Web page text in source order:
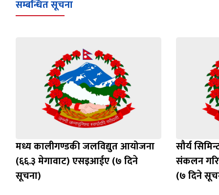
सम्बन्धित सूचना
मध्य कालीगण्डकी जलविद्युत आयोजना
(६६.३ मेगावाट) एसइआईए (७ दिने
सूचना)
सौर्य
संकलन
(७ दिने